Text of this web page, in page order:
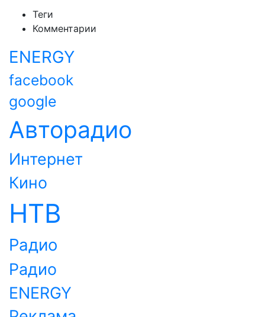
Теги
Комментарии
ENERGY
facebook
google
Авторадио
Интернет
Кино
НТВ
Радио
Радио
ENERGY